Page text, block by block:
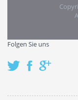
Folgen Sie uns